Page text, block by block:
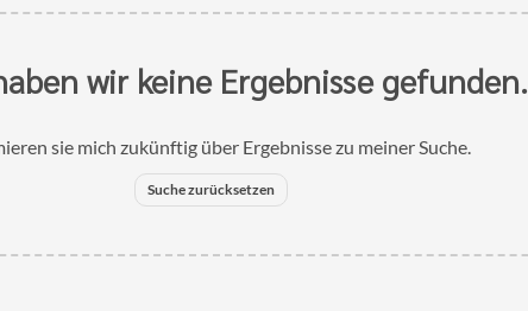
wir keine Ergebnisse gefunden.
sie mich zukünftig über Ergebnisse zu meiner Suche.
Suche zurücksetzen